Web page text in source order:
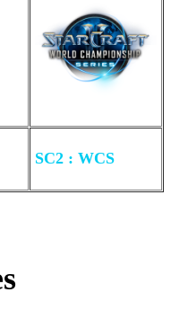
SC2 : WCS